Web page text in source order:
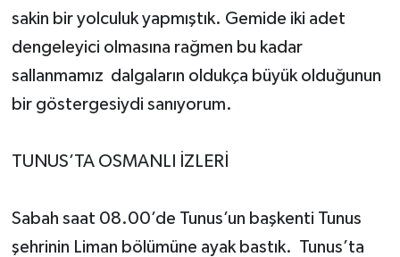
sakin bir yolculuk yapmıştık. Gemide iki adet
dengeleyici olmasına rağmen bu kadar
sallanmamız dalgaların oldukça büyük olduğunun
bir göstergesiydi sanıyorum.
TUNUS’TA OSMANLI İZLERİ
Sabah saat 08.00’de Tunus’un başkenti Tunus
şehrinin Liman bölümüne ayak bastık. Tunus’ta